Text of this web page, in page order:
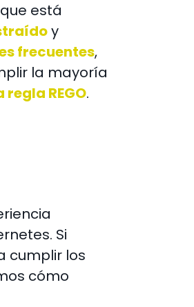
que está
y
frecuentes,
la mayoría
REGO.
Si
cumplir los
cómo